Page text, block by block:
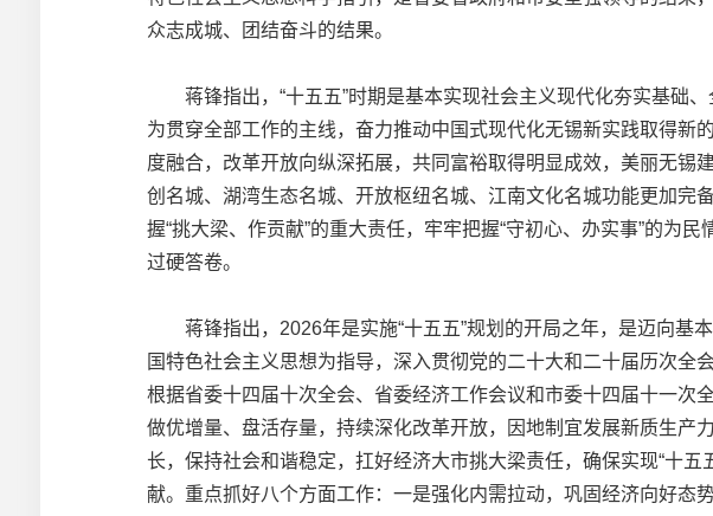
众志成城、团结奋斗的结果。
蒋锋指出，“十五五”时期是基本实现社会主义现代化夯实基础
为贯穿全部工作的主线，奋力推动中国式现代化无锡新实践取得
度融合，改革开放向纵深拓展，共同富裕取得明显成效，美丽无
创名城、湖湾生态名城、开放枢纽名城、江南文化名城功能更加完
握“挑大梁、作贡献”的重大责任，牢牢把握“守初心、办实事”的为
过硬答卷。
蒋锋指出，2026年是实施“十五五”规划的开局之年，是迈向基
国特色社会主义思想为指导，深入贯彻党的二十大和二十届历次全
根据省委十四届十次全会、省委经济工作会议和市委十四届十一次
做优增量、盘活存量，持续深化改革开放，因地制宜发展新质生产
长，保持社会和谐稳定，扛好经济大市挑大梁责任，确保实现“十
献。重点抓好八个方面工作：一是强化内需拉动，巩固经济向好态